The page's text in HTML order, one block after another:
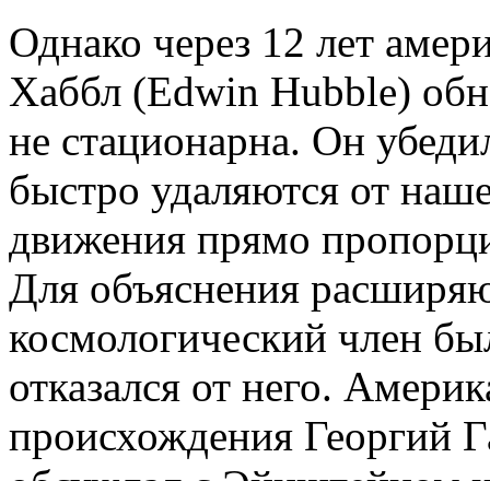
Однако через 12 лет
Хаббл (Edwin Hubble)
не стационарна. Он
быстро удаляются от
движения прямо
Для объяснения
космологический член
отказался от него.
происхождения Георгий